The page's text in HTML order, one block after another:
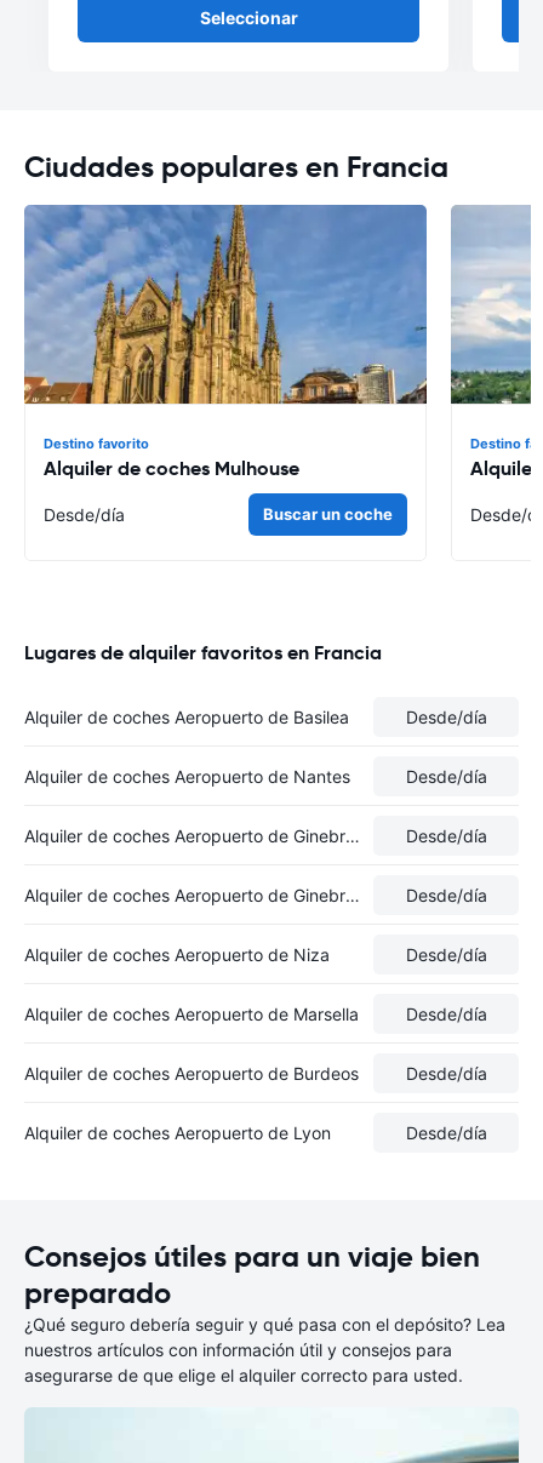
Seleccionar
Ciudades populares en Francia
Destino favorito
Alquiler de coches Mulhouse
Desde/día Buscar un coche
Destino
Desde/
Lugares de alquiler favoritos en Francia
Alquiler de coches Aeropuerto de Basilea Desde/día
Alquiler de coches Aeropuerto de Nantes Desde/día
Alquiler de coches Aeropuerto de Ginebra (Suiza) Desde/día
Alquiler de coches Aeropuerto de Ginebra (Francia) Desde/día
Alquiler de coches Aeropuerto de Niza Desde/día
Alquiler de coches Aeropuerto de Marsella Desde/día
Alquiler de coches Aeropuerto de Burdeos Desde/día
Alquiler de coches Aeropuerto de Lyon Desde/día
Consejos útiles para un viaje bien
preparado
¿Qué seguro debería seguir y qué pasa con el depósito? Lea
nuestros artículos con información útil y consejos para
asegurarse de que elige el alquiler correcto para usted.